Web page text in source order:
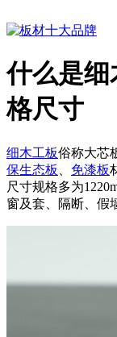
什么是
格尺寸
细木工板俗称大芯
保生态板
免漆板
尺寸规格多为
窗及套、隔断、假